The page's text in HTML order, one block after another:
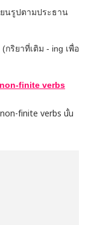
ยนรูปตามประธาน
ที่เติม - ing เพื่อ
finite verbs
non-finite verbs นั้น